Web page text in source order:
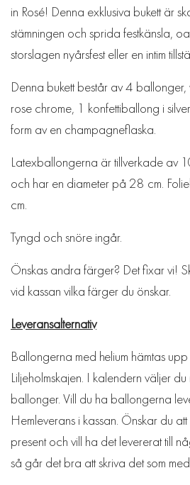
in Rosé! Denna exklusiva bukett är
stämningen och sprida festkänsla,
storslagen nyårsfest eller en intim
Denna bukett består av 4
rose chrome, 1 konfettiballong i
form av en champagneflaska.
Latexballongerna är tillverkade av
och har en diameter på 28 cm.
cm.
Tyngd och snöre ingår.
Önskas andra färger? Det fixar vi!
vid kassan vilka färger du önskar.
Leveransalternativ
Ballongerna med helium hämtas
Liljeholmskajen. I kalendern väljer
ballonger. Vill du ha ballongerna
Hemleverans i kassan. Önskar du
present och vill ha det levererat till
så går det bra att skriva det som